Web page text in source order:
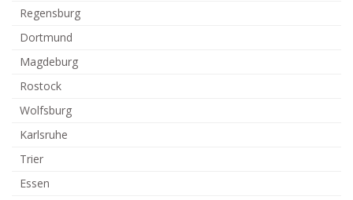
Regensburg
Dortmund
Magdeburg
Rostock
Wolfsburg
Karlsruhe
Trier
Essen